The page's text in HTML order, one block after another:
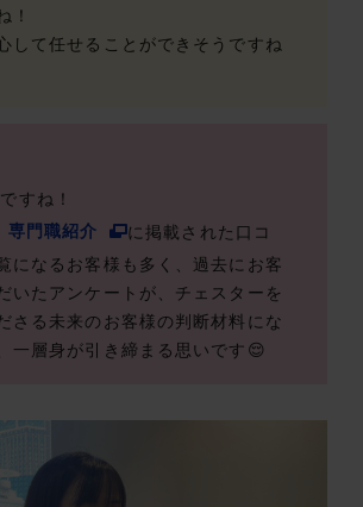
！
して任せることができそうですね
すね！
専門職紹介
に掲載された口コ
になるお客様も多く、過去にお客
いたアンケートが、チェスターを
さる未来のお客様の判断材料にな
一層身が引き締まる思いです😌